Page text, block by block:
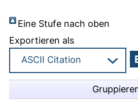
Eine Stufe nach oben
Exportieren als